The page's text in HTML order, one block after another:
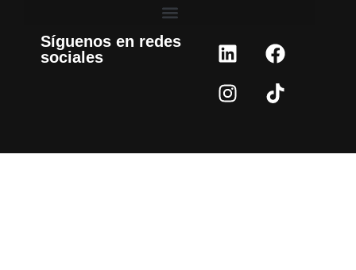
Síguenos en redes
sociales